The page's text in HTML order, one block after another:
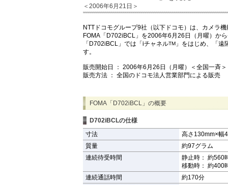
＜2006年6月21日＞
NTTドコモグループ9社（以下ドコモ）は、カメラ
FOMA「D702iBCL」を2006年6月26日（月曜）か
「D702iBCL」では「iチャネルTM 」をはじめ、「
す。
販売開始日 ： 2006年6月26日（月曜）＜全国一斉＞
販売方法 ： 全国のドコモ法人営業部門による販売
FOMA「D702iBCL」の概要
D702iBCLの仕様
寸法
高さ130mm×幅
質量
約97グラム
連続待受時間
静止時： 約560
移動時： 約400
連続通話時間
約170分